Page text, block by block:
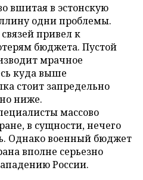
вшитая в эстонскую
одни проблемы.
привел к
бюджета. Пустой
мрачное
куда выше
стоит запредельно
ниже.
массово
в сущности, нечего
Однако военный бюджет
вполне серьезно
России.